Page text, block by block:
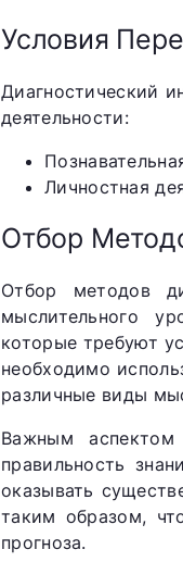
Условия
Диагностический
деятельности:
Личностная
Отбор
Отбор методов
мыслительного
которые требуют
необходимо
различные виды
Важным аспектом
правильность
оказывать
таким образом,
прогноза.